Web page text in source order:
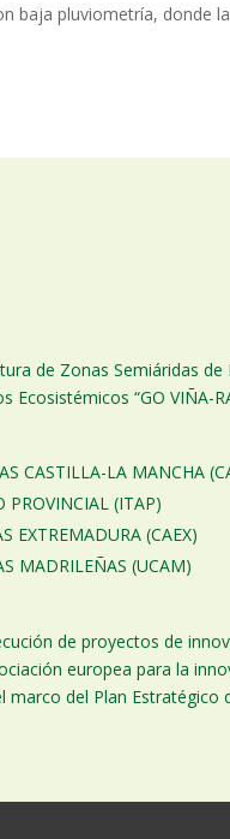
baja pluviometría, donde
de Zonas Semiáridas
“GO VIÑA-
CASTILLA-LA MANCHA
PROVINCIAL (ITAP)
EXTREMADURA (CAEX)
MADRILEÑAS (UCAM)
de proyectos de
europea para la
del Plan Estratégico